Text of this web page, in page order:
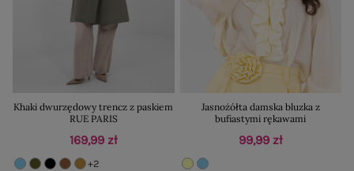
Khaki dwurzędowy trencz z paskiem
RUE PARIS
169,99 zł
+2
Jasnożółta damska bluzka z
bufiastymi rękawami
99,99 zł